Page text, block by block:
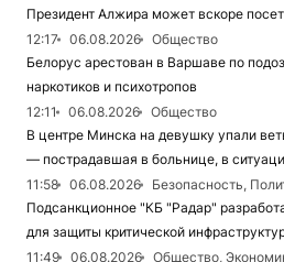
Президент Алжира может вскоре
12:17
06.08.2026
Общество
Белорус арестован в Варшаве по
наркотиков и психотропов
12:11
06.08.2026
Общество
В центре Минска на девушку упали
— пострадавшая в больнице, в
11:58
06.08.2026
Безопасность,
Подсанкционное "КБ "Радар"
для защиты критической
11:49
06.08.2026
Общество,